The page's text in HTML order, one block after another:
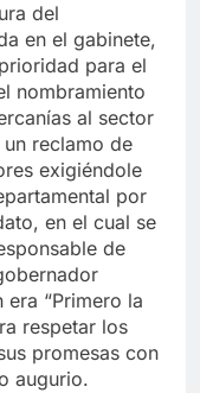
del
en el gabinete,
para el
nombramiento
al sector
reclamo de
exigiéndole
por
en el cual se
de
“Primero la
respetar los
promesas con
augurio.